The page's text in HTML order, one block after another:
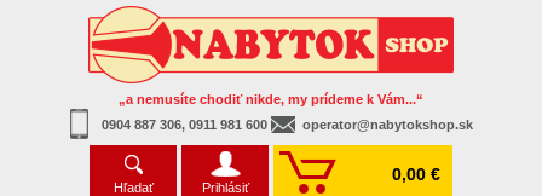
„a nemusíte chodiť nikde, my prídeme k Vám...“
0904 887 306, 0911 981 600
operator@nabytokshop.sk
Hľadať Prihlásiť
0,00 €